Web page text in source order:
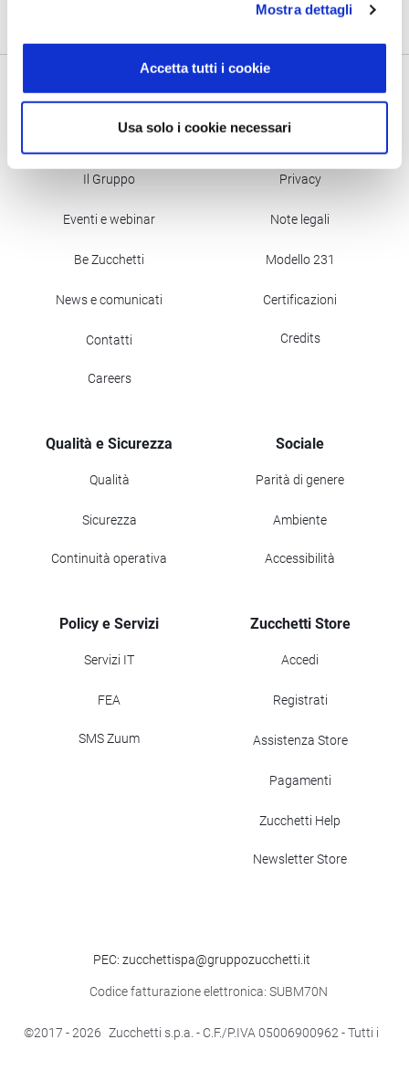
Mostra dettagli
Accetta tutti i cookie
Usa solo i cookie necessari
Il Gruppo
Eventi e webinar
Be Zucchetti
News e comunicati
Contatti
Careers
Privacy
Note legali
Modello 231
Certificazioni
Credits
Qualità e Sicurezza
Qualità
Sicurezza
Continuità operativa
Sociale
Parità di genere
Ambiente
Accessibilità
Policy e Servizi
Servizi IT
FEA
SMS Zuum
Zucchetti Store
Accedi
Registrati
Assistenza Store
Pagamenti
Zucchetti Help
Newsletter Store
©2017- 2026 Zucchetti s.p.a. - C.F./P.IVA 05006900962 - Tutti i
PEC: zucchettispa@gruppozucchetti.it
Codice fatturazione elettronica: SUBM70N